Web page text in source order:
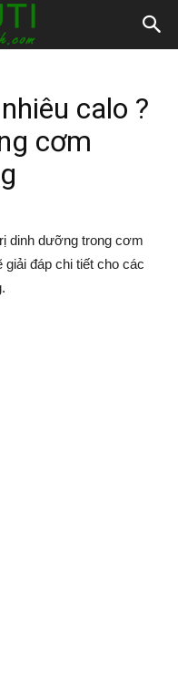
calo ?
cơm
dinh dưỡng trong cơm
đáp chi tiết cho các